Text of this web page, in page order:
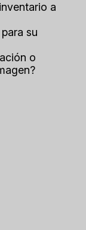
a
su
o